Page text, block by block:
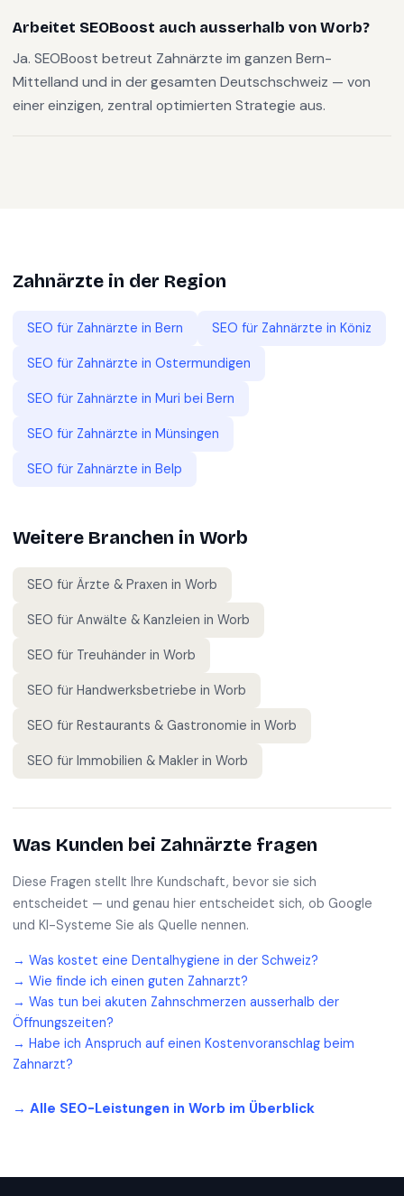
Arbeitet SEOBoost auch ausserhalb von Worb?
Ja. SEOBoost betreut Zahnärzte im ganzen Bern-
Mittelland und in der gesamten Deutschschweiz — von
einer einzigen, zentral optimierten Strategie aus.
Zahnärzte in der Region
SEO für Zahnärzte in Bern SEO für Zahnärzte in Köniz
SEO für Zahnärzte in Ostermundigen
SEO für Zahnärzte in Muri bei Bern
SEO für Zahnärzte in Münsingen
SEO für Zahnärzte in Belp
Weitere Branchen in Worb
SEO für Ärzte & Praxen in Worb
SEO für Anwälte & Kanzleien in Worb
SEO für Treuhänder in Worb
SEO für Handwerksbetriebe in Worb
SEO für Restaurants & Gastronomie in Worb
SEO für Immobilien & Makler in Worb
Was Kunden bei Zahnärzte fragen
Diese Fragen stellt Ihre Kundschaft, bevor sie sich
entscheidet — und genau hier entscheidet sich, ob Google
und KI-Systeme Sie als Quelle nennen.
→ Was kostet eine Dentalhygiene in der Schweiz?
→ Wie finde ich einen guten Zahnarzt?
→ Was tun bei akuten Zahnschmerzen ausserhalb der
Öffnungszeiten?
→ Habe ich Anspruch auf einen Kostenvoranschlag beim
Zahnarzt?
→ Alle SEO-Leistungen in Worb im Überblick